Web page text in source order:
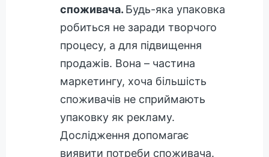
споживача. Будь-яка упаковка
робиться не заради творчого
процесу, а для підвищення
продажів. Вона – частина
маркетингу, хоча більшість
споживачів не сприймають
упаковку як рекламу.
Дослідження допомагає
виявити потреби споживача.